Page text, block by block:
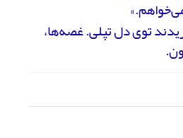
توی دل تپلی. غصه‌ها،